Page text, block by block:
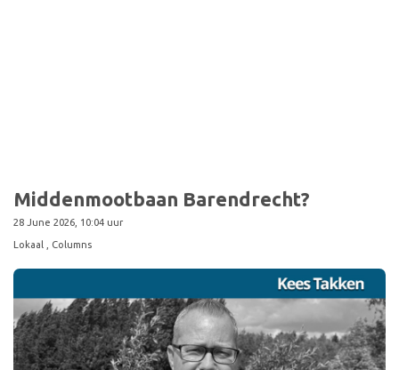
Middenmootbaan Barendrecht?
28 June 2026, 10:04 uur
Lokaal , Columns